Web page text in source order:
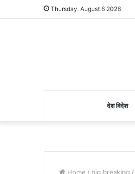
Thursday, August 6 2026
देश विदेश
Home / big breaking /